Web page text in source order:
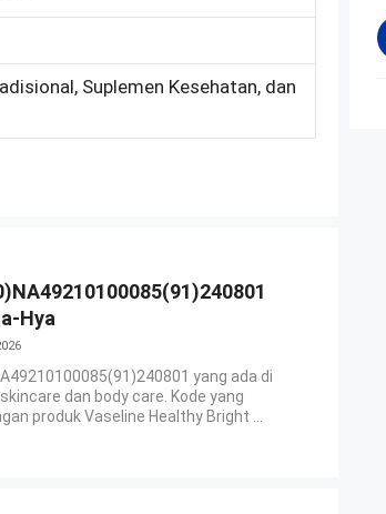
Suplemen Kesehatan, dan
Hya
yang ada di
dan body care. Kode yang
produk Vaseline Healthy Bright ...